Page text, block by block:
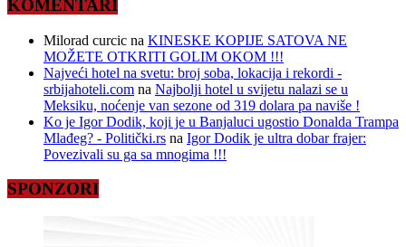
KOMENTARI
Milorad curcic na KINESKE KOPIJE SATOVA NE
MOŽETE OTKRITI GOLIM OKOM !!!
Najveći hotel na svetu: broj soba, lokacija i rekordi -
srbijahoteli.com na Najbolji hotel u svijetu nalazi se u
Meksiku, noćenje van sezone od 319 dolara pa naviše !
Ko je Igor Dodik, koji je u Banjaluci ugostio Donalda Trampa
Mlađeg? - Politički.rs na Igor Dodik je ultra dobar frajer:
Povezivali su ga sa mnogima !!!
SPONZORI